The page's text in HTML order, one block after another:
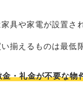
具や家電が設置さ
揃えるものは最低
金・礼金が不要な物